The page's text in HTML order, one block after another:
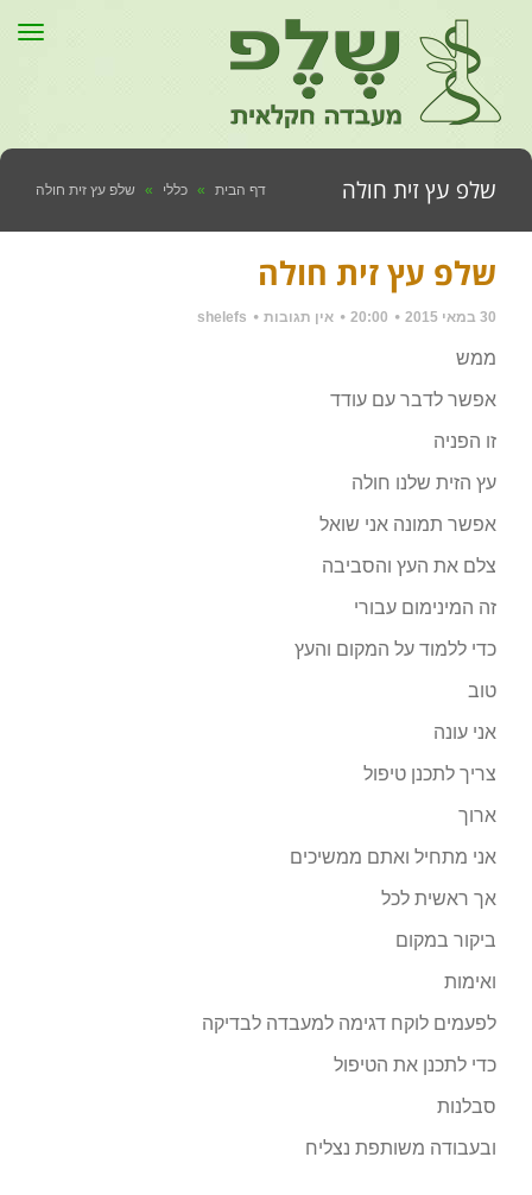
שלפ עץ זית חולה דף הבית » כללי » שלפ עץ זית חולה
שלפ עץ זית חולה
30 במאי 2015 20:00 אין תגובות shelefs
ממש
אפשר לדבר עם עודד
זו הפניה
עץ הזית שלנו חולה
אפשר תמונה אני שואל
צלם את העץ והסביבה
זה המינימום עבורי
כדי ללמוד על המקום והעץ
טוב
אני עונה
צריך לתכנן טיפול
ארוך
אני מתחיל ואתם ממשיכים
אך ראשית לכל
ביקור במקום
ואימות
לפעמים לוקח דגימה למעבדה לבדיקה
כדי לתכנן את הטיפול
סבלנות
ובעבודה משותפת נצליח